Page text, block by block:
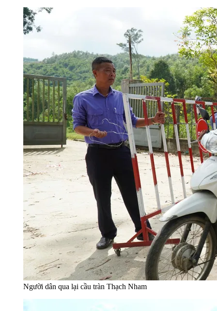
Người dân qua lại cầu tràn Thạch Nham